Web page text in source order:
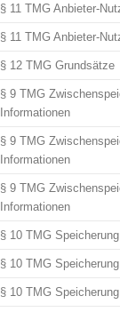
§ 11 TMG Anbieter-
§ 11 TMG Anbieter-
§ 12 TMG Grundsätze
§ 9 TMG
Informationen
§ 9 TMG
Informationen
§ 9 TMG
Informationen
§ 10 TMG
§ 10 TMG
§ 10 TMG